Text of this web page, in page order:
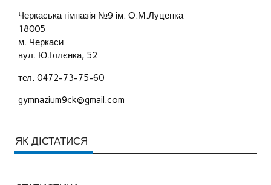
Черкаська гімназія №9 ім. О.М.Луценка
18005
м. Черкаси
вул. Ю.Іллєнка, 52
тел. 0472-73-75-60
gymnazium9ck@gmail.com
ЯК ДІСТАТИСЯ